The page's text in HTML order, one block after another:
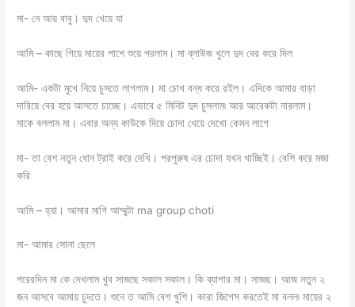
মা- নে আয় বাবু। দুদ খেয়ে যা
আমি – কাছে গিয়ে মায়ের পাশে শুয়ে পরলাম। মা ব্লাউজ খুলে দুদ বের করে দিল
আমি- একটা মুখে নিয়ে চুসতে লাগলাম। মা চোখ বন্ধ করে রইল। এদিকে আমার বাড়া
দারিয়ে বের হয়ে আসতে চাচ্ছে। এভাবে ৫ মিনিট দুদ চুসলাম৷ আর আরেকটা নারলাম।
মাকে বললাম মা। এবার অন্য কাউকে দিয়ে চোদা খেয়ে দেখো কেমন লাগে
মা- তা বেশ নতুন ধোন ট্রাই করে দেখি। পরপুরুষ এর চোদা যখন খাচ্ছিই। বেশি করে মজা
করি
আমি – হ্যা। আমার মাগি আম্মুটা ma group choti
মা- আমার সোনা ছেলে
পরেরদিন মা কে দেখলাম খুব সাজছে সকাল সকাল। কি ব্যাপার মা। সাজছ। আজ নতুন ২
জন আসবে আমায় চুদতে। শুনে ত আমি বেশ খুশি। কারা জিগেস করতেই মা বলল৷ মায়ের ২